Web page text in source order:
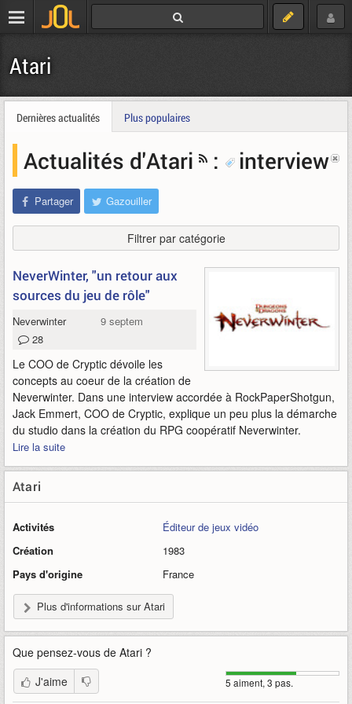
Atari
Dernières actualités Plus populaires
Actualités d'Atari : interview
Partager Gazouiller
Filtrer par catégorie
NeverWinter, "un retour aux
sources du jeu de rôle"
Neverwinter
9 septembre 2010
28
Le COO de Cryptic dévoile les
concepts au coeur de la création de
Neverwinter. Dans une interview accordée à RockPaperShotgun,
Jack Emmert, COO de Cryptic, explique un peu plus la démarche
du studio dans la création du RPG coopératif Neverwinter.
Lire la suite
Atari
Activités
Éditeur de jeux vidéo
Création
1983
Pays d'origine
France
Plus d'informations sur Atari
Que pensez-vous de Atari ?
5 aiment, 3 pas.
J'aime